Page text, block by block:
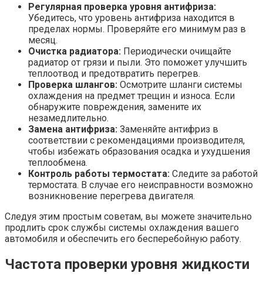
Регулярная проверка уровня антифриза:
Убедитесь, что уровень антифриза находится в
пределах нормы. Проверяйте его минимум раз в
месяц.
Очистка радиатора: Периодически очищайте
радиатор от грязи и пыли. Это поможет улучшить
теплоотвод и предотвратить перегрев.
Проверка шлангов: Осмотрите шланги системы
охлаждения на предмет трещин и износа. Если
обнаружите повреждения, замените их
незамедлительно.
Замена антифриза: Заменяйте антифриз в
соответствии с рекомендациями производителя,
чтобы избежать образования осадка и ухудшения
теплообмена.
Контроль работы термостата: Следите за работой
термостата. В случае его неисправности возможно
возникновение перегрева двигателя.
Следуя этим простым советам, вы можете значительно
продлить срок службы системы охлаждения вашего
автомобиля и обеспечить его бесперебойную работу.
Частота проверки уровня жидкости